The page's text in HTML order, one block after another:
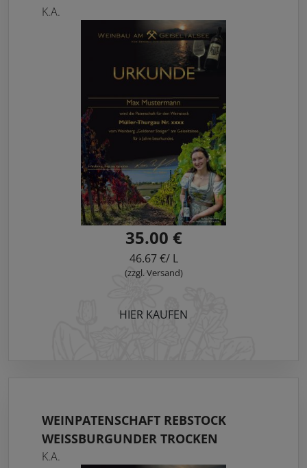
K.A.
35.00 €
46.67 €/ L
(zzgl. Versand)
HIER KAUFEN
WEINPATENSCHAFT REBSTOCK
WEISSBURGUNDER TROCKEN
K.A.